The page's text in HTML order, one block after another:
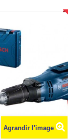
Agrandir l'image